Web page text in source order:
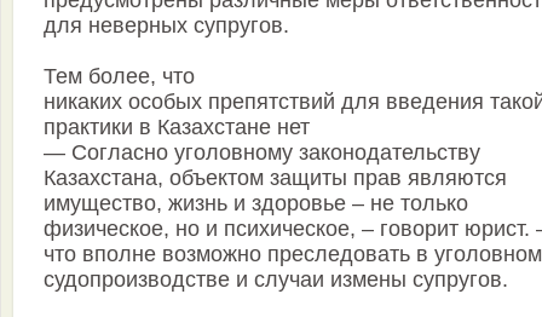
для неверных супругов.
Тем более, что
никаких особых препятствий для введения
практики в Казахстане нет
— Согласно уголовному законодательству
Казахстана, объектом защиты прав являются
имущество, жизнь и здоровье – не только
физическое, но и психическое, – говорит юрист.
что вполне возможно преследовать в уголовном
судопроизводстве и случаи измены супругов.